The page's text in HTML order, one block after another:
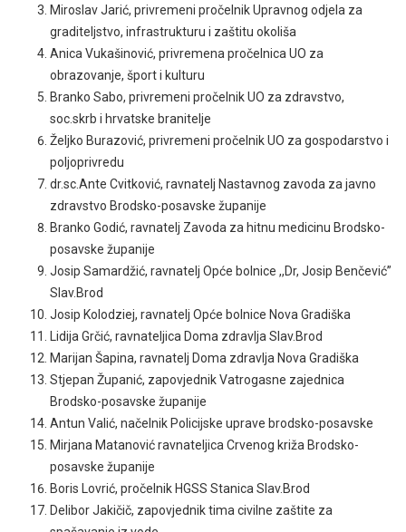
Miroslav Jarić, privremeni pročelnik Upravnog odjela za
graditeljstvo, infrastrukturu i zaštitu okoliša
Anica Vukašinović, privremena pročelnica UO za
obrazovanje, šport i kulturu
Branko Sabo, privremeni pročelnik UO za zdravstvo,
soc.skrb i hrvatske branitelje
Željko Burazović, privremeni pročelnik UO za gospodarstvo i
poljoprivredu
dr.sc.Ante Cvitković, ravnatelj Nastavnog zavoda za javno
zdravstvo Brodsko-posavske županije
Branko Godić, ravnatelj Zavoda za hitnu medicinu Brodsko-
posavske županije
Josip Samardžić, ravnatelj Opće bolnice ,,Dr, Josip Benčević”
Slav.Brod
Josip Kolodziej, ravnatelj Opće bolnice Nova Gradiška
Lidija Grčić, ravnateljica Doma zdravlja Slav.Brod
Marijan Šapina, ravnatelj Doma zdravlja Nova Gradiška
Stjepan Županić, zapovjednik Vatrogasne zajednica
Brodsko-posavske županije
Antun Valić, načelnik Policijske uprave brodsko-posavske
Mirjana Matanović ravnateljica Crvenog križa Brodsko-
posavske županije
Boris Lovrić, pročelnik HGSS Stanica Slav.Brod
Delibor Jakičič, zapovjednik tima civilne zaštite za